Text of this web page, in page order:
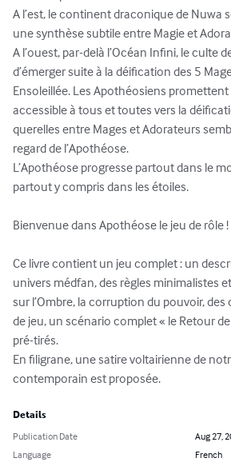
A l’est, le continent draconique de Nuwa
une synthèse subtile entre Magie et
A l’ouest, par-delà l’Océan Infini, le culte
d’émerger suite à la déification des 5
Ensoleillée. Les Apothéosiens
accessible à tous et toutes vers la
querelles entre Mages et Adorateurs
regard de l’Apothéose.
L’Apothéose progresse partout dans le
partout y compris dans les étoiles.
Bienvenue dans Apothéose le jeu de rôle !
Ce livre contient un jeu complet : un
univers médfan, des règles minimalistes
sur l’Ombre, la corruption du pouvoir,
de jeu, un scénario complet « le Retour
pré-tirés.
En filigrane, une satire voltairienne de
contemporain est proposée.
Details
Publication Date
Aug 27,
Language
French